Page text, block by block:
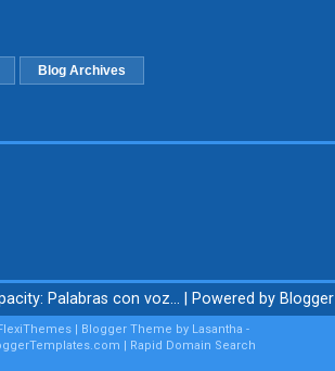
Blog Archives
Palabras con voz... | Powered by Blogger
| Blogger Theme by Lasantha -
| Rapid Domain Search